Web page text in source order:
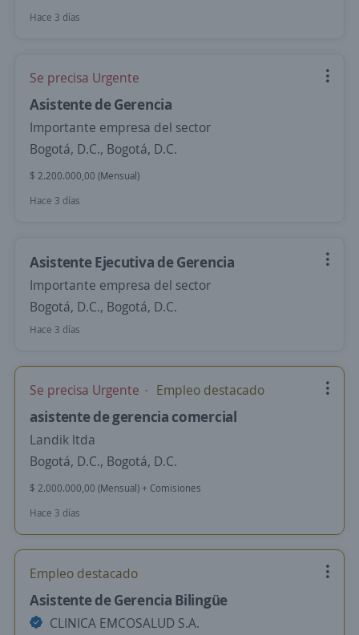
Hace 3 días
Se precisa Urgente
Asistente de Gerencia
Importante empresa del sector
Bogotá, D.C., Bogotá, D.C.
$ 2.200.000,00 (Mensual)
Hace 3 días
Asistente Ejecutiva de Gerencia
Importante empresa del sector
Bogotá, D.C., Bogotá, D.C.
Hace 3 días
Se precisa Urgente Empleo destacado
asistente de gerencia comercial
Landik ltda
Bogotá, D.C., Bogotá, D.C.
$ 2.000.000,00 (Mensual) + Comisiones
Hace 3 días
Empleo destacado
Asistente de Gerencia Bilingüe
CLINICA EMCOSALUD S.A.